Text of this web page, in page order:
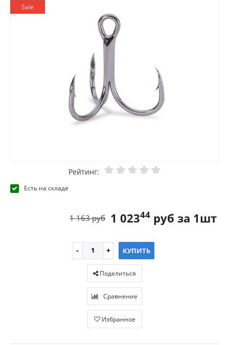
Sale
Рейтинг:
Есть на складе
1 02344 руб за 1шт
1 163 руб
КУПИТЬ
Поделиться
Сравнение
Избранное